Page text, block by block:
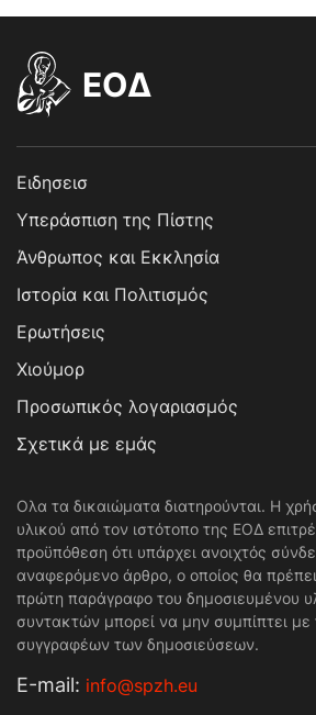
EOΔ
Ειδησεισ
Υπεράσπιση της Πίστης
Άνθρωπος και Εκκλησία
Ιστορία και Πολιτισμός
Ερωτήσεις
Χιούμορ
Προσωπικός λογαριασμός
Σχετικά με εμάς
Ολα τα δικαιώματα διατηρούνται. Η
υλικού από τον ιστότοπο της ΕΟΔ
προϋπόθεση ότι υπάρχει ανοιχτός
αναφερόμενο άρθρο, ο οποίος θα
πρώτη παράγραφο του δημοσιευμένου
συντακτών μπορεί να μην συμπίπτει
συγγραφέων των δημοσιεύσεων.
Е-mail: info@spzh.eu